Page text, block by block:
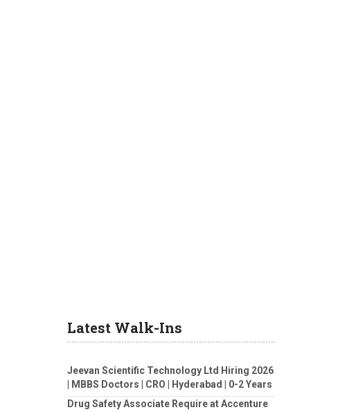
Latest Walk-Ins
Jeevan Scientific Technology Ltd Hiring 2026
| MBBS Doctors | CRO | Hyderabad | 0-2 Years
Drug Safety Associate Require at Accenture